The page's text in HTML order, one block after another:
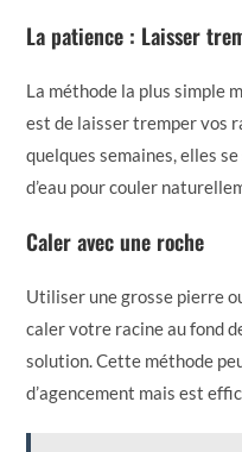
La patience : Laisser
La méthode la plus simple
est de laisser tremper vos
quelques semaines, elles
d’eau pour couler
Caler avec une roche
Utiliser une grosse pierre
caler votre racine au fond
solution. Cette méthode
d’agencement mais est